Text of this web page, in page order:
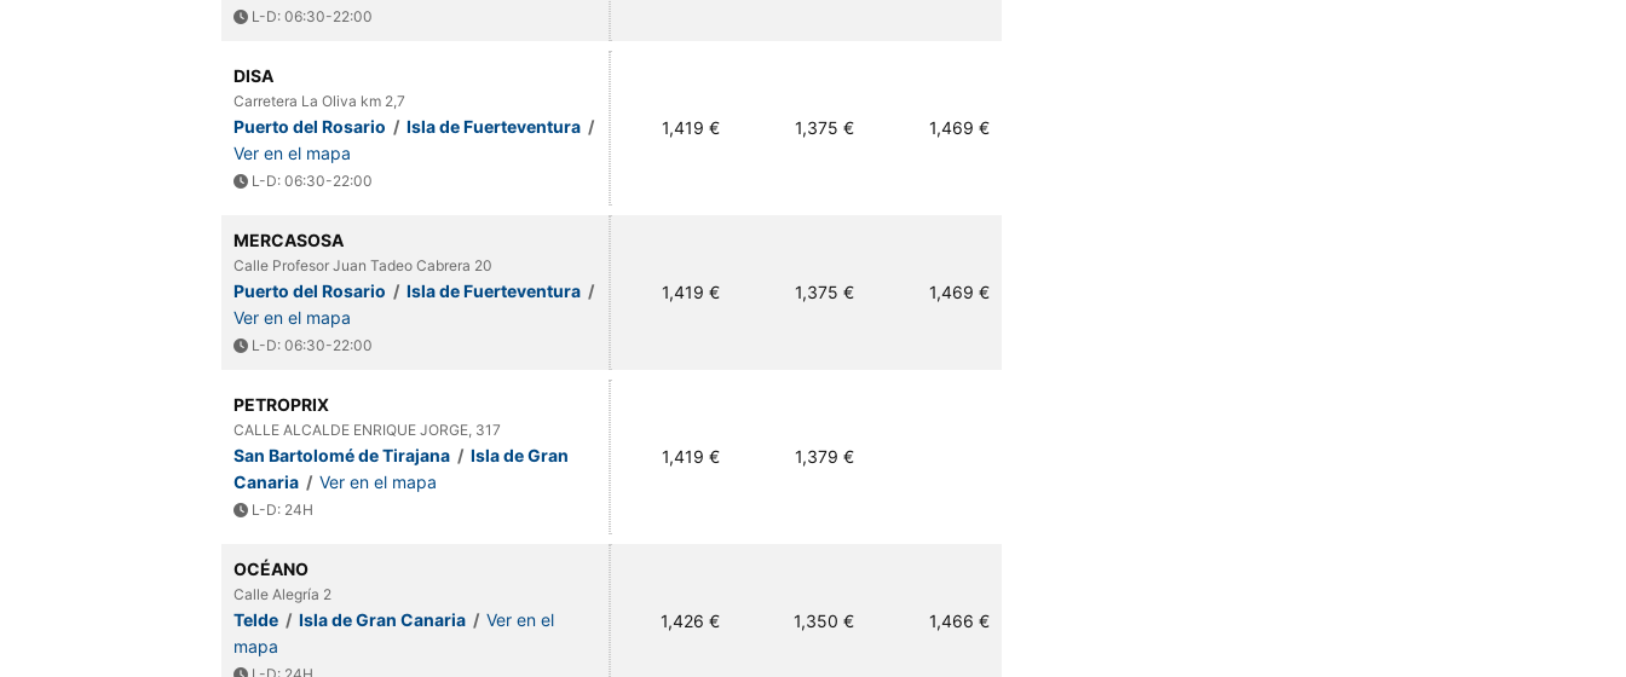
L-D: 06:30-22:00
DISA
Carretera La Oliva km 2,7
Puerto del Rosario / Isla de Fuerteventura /
Ver en el mapa
L-D: 06:30-22:00
1,419 € 1,375 € 1,469 €
MERCASOSA
Calle Profesor Juan Tadeo Cabrera 20
Puerto del Rosario / Isla de Fuerteventura /
Ver en el mapa
L-D: 06:30-22:00
1,419 € 1,375 € 1,469 €
PETROPRIX
CALLE ALCALDE ENRIQUE JORGE, 317
San Bartolomé de Tirajana / Isla de Gran
Canaria / Ver en el mapa
L-D: 24H
1,419 € 1,379 €
OCÉANO
Calle Alegría 2
Telde / Isla de Gran Canaria / Ver en el
mapa
1,426 € 1,350 € 1,466 €